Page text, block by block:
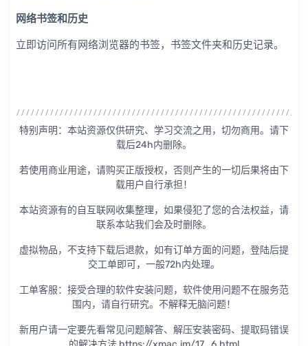
网络书签和历史
立即访问所有网络浏览器的书签，书签文件夹和历史记录。
特别声明：本站资源仅供研究、学习交流之用，切勿商用。请下
载后24h内删除。
若使用商业用途，请购买正版授权，否则产生的一切后果将由下
载用户自行承担！
本站资源有的自互联网收集整理，如果侵犯了您的合法权益，请
联系本站我们会及时删除。
虚拟物品，不支持下载后退款，如有订单方面的问题，登陆后提
交工单即可，一般72h内处理。
工单客服：接受合理的软件安装问题，软件使用问题不在服务范
围内，请自行研究。不解释无脑问题！
新用户请一定要先看常见问题解答、解压安装密码、提取码错误